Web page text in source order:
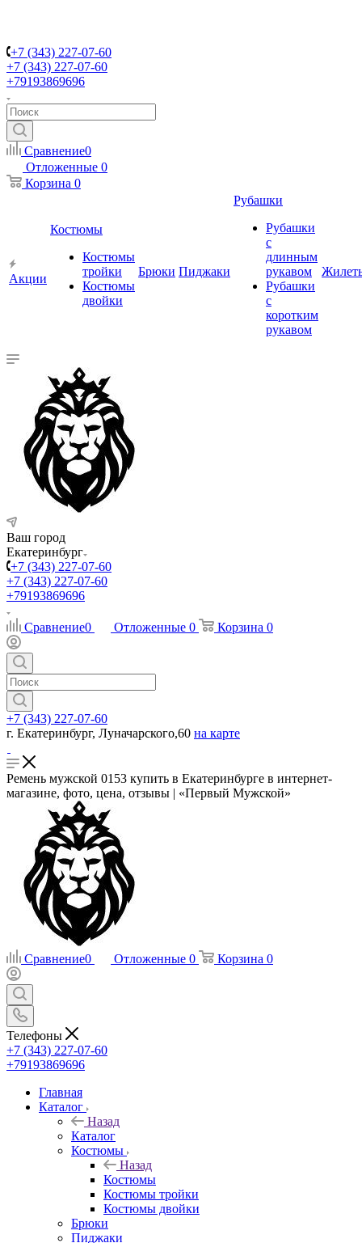
+7 (343) 227-07-60
+7 (343) 227-07-60
+79193869696
Сравнение0
Отложенные 0
Корзина 0
Акции
Костюмы
Костюмы
тройки
Костюмы
двойки
Брюки Пиджаки
Рубашки
Рубашки
с
длинным
рукавом
Рубашки
с
коротким
рукавом
Ваш город
Екатеринбург
+7 (343) 227-07-60
+7 (343) 227-07-60
+79193869696
Сравнение0 Отложенные 0 Корзина 0
+7 (343) 227-07-60
г. Екатеринбург, Луначарского,60 на карте
Ремень мужской 0153 купить в Екатеринбурге в интернет-
магазине, фото, цена, отзывы | «Первый Мужской»
Сравнение0 Отложенные 0 Корзина 0
Телефоны
+7 (343) 227-07-60
+79193869696
Главная
Каталог
Назад
Каталог
Костюмы
Назад
Костюмы
Костюмы тройки
Костюмы двойки
Брюки
Пиджаки